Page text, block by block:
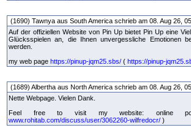
(1690) Tawnya aus South America schrieb am 08. Aug 26,
Auf der offiziellen Website von Pin Up bietet Pin Up eine
Glücksspielen an, die Ihnen unvergessliche Emotionen
werden.
my web page https://pinup-jqm25.sbs/ ( https://pinup-
(1689) Albertha aus North America schrieb am 08. Aug 26,
Nette Webpage. Vielen Dank.
Feel free to visit my website: online
www.rohitab.com/discuss/user/3062260-wilfredocr/ )